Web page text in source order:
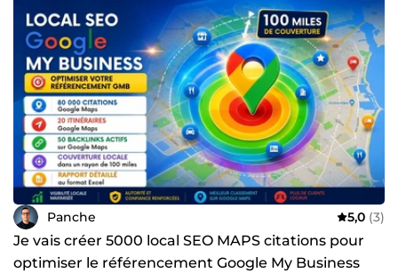
Panche 5,0 (3)
Je vais créer 5000 local SEO MAPS citations pour
optimiser le référencement Google My Business